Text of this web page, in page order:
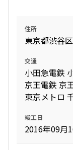
住所
東京都渋谷
交通
小田急電鉄
京王電鉄 京
東京メトロ
竣工日
2016年09月